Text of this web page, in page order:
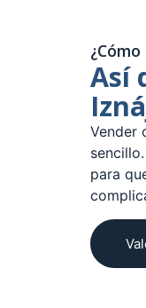
Así
Vender
para